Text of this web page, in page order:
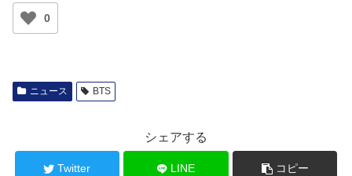
0
ニュース BTS
シェアする
Twitter LINE コピー